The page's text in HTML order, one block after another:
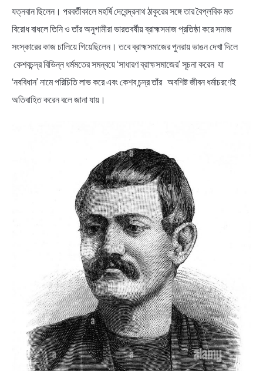
যত্নবান ছিলেন। পরবর্তীকালে মহর্ষি দেবেন্দ্রনাথ ঠাকুরের সঙ্গে তার বৈপ্লবিক মত
বিরোধ বাধলে তিনি ও তাঁর অনুগামীরা ভারতবর্ষীয় ব্রাহ্মসমাজ প্রতিষ্ঠা করে সমাজ
সংস্কারের কাজ চালিয়ে গিয়েছিলেন। তবে ব্রাহ্মসমাজের পুনরায় ভাঙন দেখা দিলে
কেশবচন্দ্র বিভিন্ন ধর্মমতের সমন্বয়ে ‘সাধারণ ব্রাহ্মসমাজের’ সূচনা করেন যা
‘নববিধান’ নামে পরিচিতি লাভ করে এবং কেশব চন্দ্র তাঁর অবশিষ্ট জীবন ধর্মাচরণেই
অতিবাহিত করেন বলে জানা যায়।